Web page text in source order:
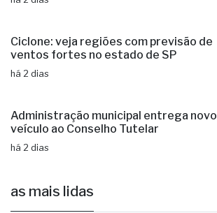
Ciclone: veja regiões com previsão de
ventos fortes no estado de SP
há 2 dias
Administração municipal entrega novo
veículo ao Conselho Tutelar
há 2 dias
as mais lidas